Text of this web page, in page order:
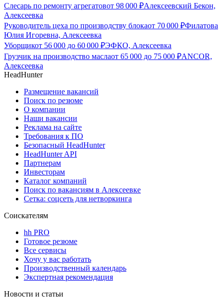
Слесарь по ремонту агрегатовот 98 000 ₽Алексеевский Бекон,
Алексеевка
Руководитель цеха по производству блокаот 70 000 ₽Филатова
Юлия Игоревна, Алексеевка
Уборщикот 56 000 до 60 000 ₽ЭФКО, Алексеевка
Грузчик на производство маслаот 65 000 до 75 000 ₽ANCOR,
Алексеевка
HeadHunter
Размещение вакансий
Поиск по резюме
О компании
Наши вакансии
Реклама на сайте
Требования к ПО
Безопасный HeadHunter
HeadHunter API
Партнерам
Инвесторам
Каталог компаний
Поиск по вакансиям в Алексеевке
Сетка: соцсеть для нетворкинга
Соискателям
hh PRO
Готовое резюме
Все сервисы
Хочу у вас работать
Производственный календарь
Экспертная рекомендация
Новости и статьи